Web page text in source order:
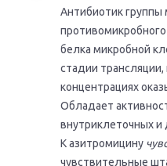
Антибиотик
белка микробной
стадии
концентрациях
Обладает
внутриклеточных и
К азитромицину
чувствительные